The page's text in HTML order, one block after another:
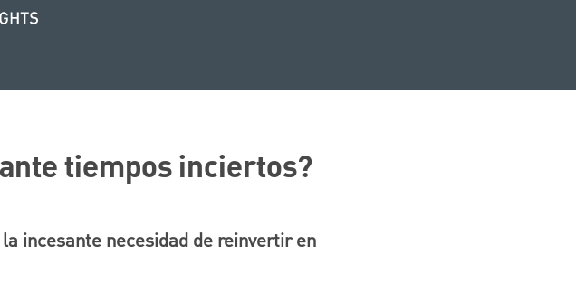
tiempos inciertos?
incesante necesidad de reinvertir en